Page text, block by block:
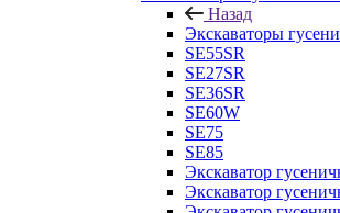
Назад
Экскаваторы
SE55SR
SE27SR
SE36SR
SE60W
SE75
SE85
Экскаватор
Экскаватор